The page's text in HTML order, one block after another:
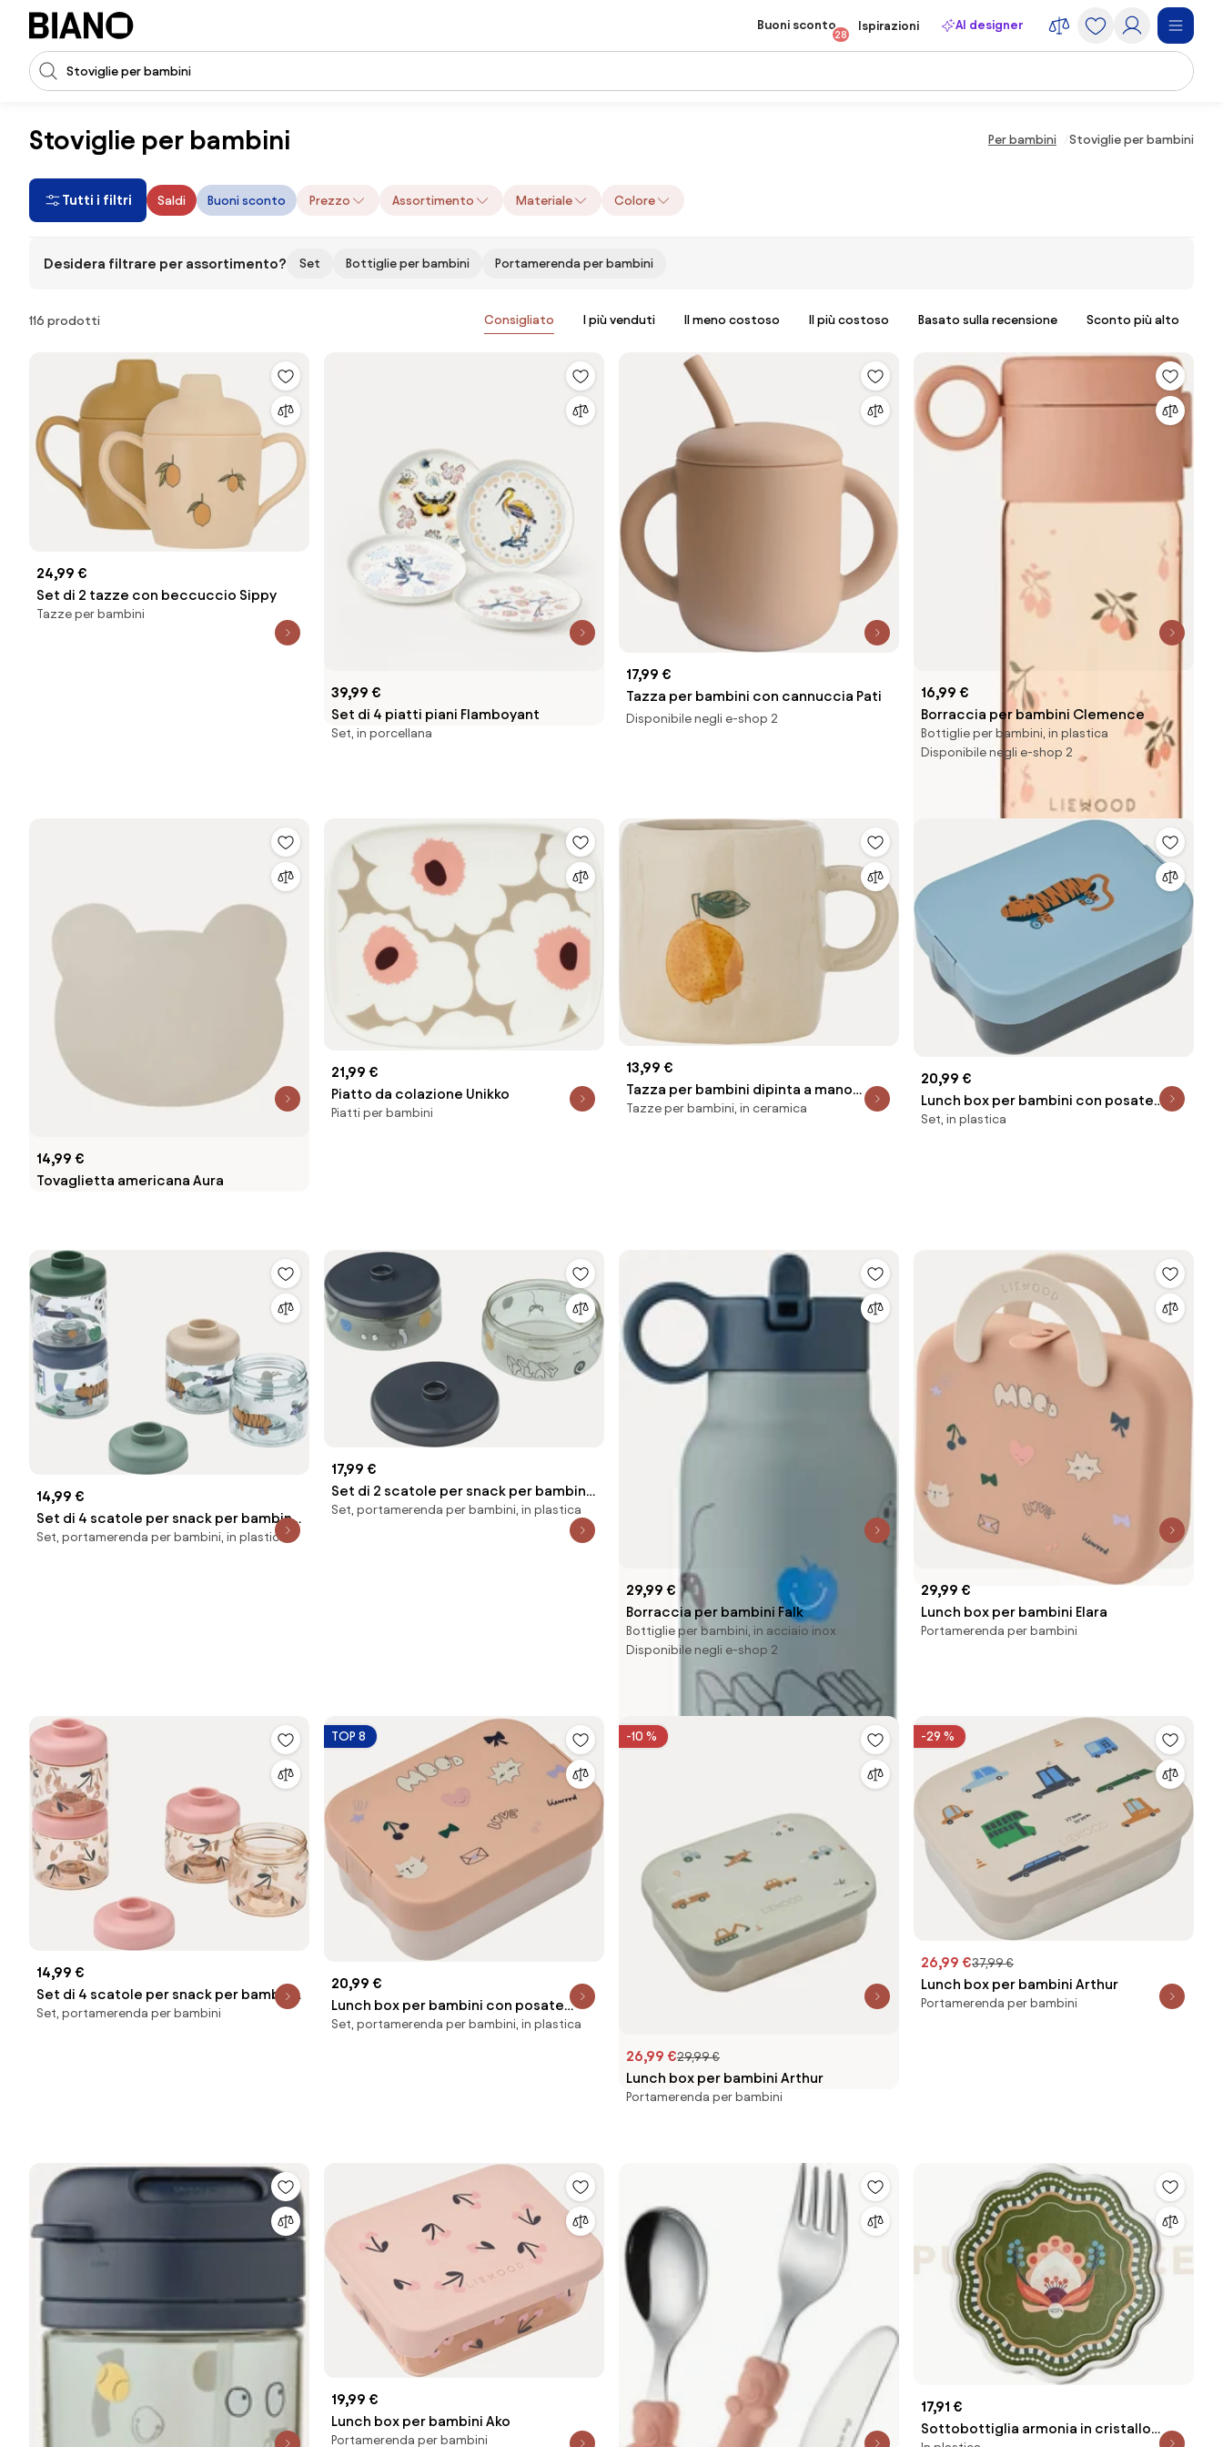
Salta la navigazione, vai al contenuto
Input della ricerca
Buoni sconto
28
Ispirazioni AI designer
Stoviglie per bambini Per bambini Stoviglie per bambini
Tutti i filtri Saldi Buoni sconto Prezzo Assortimento Materiale Colore
Desidera filtrare per assortimento? Set Bottiglie per bambini Portamerenda per bambini
Prodotti
116 prodotti Consigliato I più venduti Il meno costoso Il più costoso Basato sulla recensione Sconto più alto
24,99 €
Set di 2 tazze con beccuccio Sippy
Tazze per bambini
39,99 €
Set di 4 piatti piani Flamboyant
Set, in porcellana
17,99 €
Tazza per bambini con cannuccia Pati
Disponibile negli e-shop 2
16,99 €
Borraccia per bambini Clemence
Bottiglie per bambini, in plastica
Disponibile negli e-shop 2
14,99 €
Tovaglietta americana Aura
21,99 €
Piatto da colazione Unikko
Piatti per bambini
13,99 €
Tazza per bambini dipinta a mano
Agnes
Tazze per bambini, in ceramica
20,99 €
Lunch box per bambini con posate
Kamil
Set, in plastica
14,99 €
Set di 4 scatole per snack per bambini
Dominique
Set, portamerenda per bambini, in plastica
17,99 €
Set di 2 scatole per snack per bambini
Dominique
Set, portamerenda per bambini, in plastica
29,99 €
Borraccia per bambini Falk
Bottiglie per bambini, in acciaio inox
Disponibile negli e-shop 2
29,99 €
Lunch box per bambini Elara
Portamerenda per bambini
14,99 €
Set di 4 scatole per snack per bambini
Dominique
Set, portamerenda per bambini
TOP 8
20,99 €
Lunch box per bambini con posate
Kamil
Set, portamerenda per bambini, in plastica
-10 %
26,99 €29,99 €
Lunch box per bambini Arthur
Portamerenda per bambini
-29 %
26,99 €37,99 €
Lunch box per bambini Arthur
Portamerenda per bambini
19,99 €
Lunch box per bambini Ako
Portamerenda per bambini
17,91 €
Sottobottiglia armonia in cristallo